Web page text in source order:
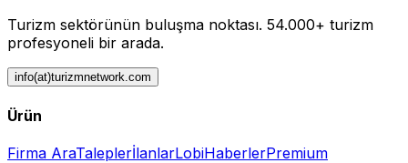
Turizm sektörünün buluşma noktası. 54.000+ turizm
profesyoneli bir arada.
info(at)turizmnetwork.com
Ürün
Firma AraTaleplerİlanlarLobiHaberlerPremium